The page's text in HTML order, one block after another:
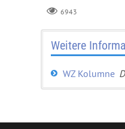
6943
Weitere
WZ Kolumne